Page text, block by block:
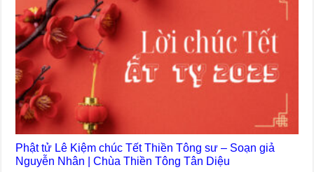
Phật tử Lê Kiệm chúc Tết Thiền Tông sư – Soạn giả
Nguyễn Nhân | Chùa Thiền Tông Tân Diệu